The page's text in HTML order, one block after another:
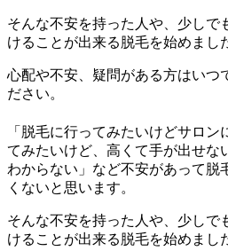
そんな不安を持った人や、少しで
けることが出来る脱毛を始めまし
心配や不安、疑問がある方はいつ
ださい。
「脱毛に行ってみたいけどサロ
てみたいけど、高くて手が出せな
わからない」など不安があって脱
くないと思います。
そんな不安を持った人や、少しで
けることが出来る脱毛を始めまし